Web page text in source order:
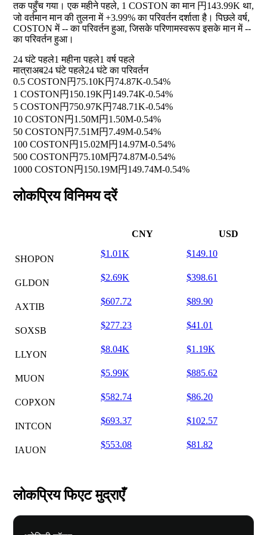
तक पहुँच गया। एक महीने पहले, 1 COSTON का मान 円143.99K था,
जो वर्तमान मान की तुलना में+3.99%का परिवर्तन दर्शाता है। पिछले वर्ष,
COSTON में--का परिवर्तन हुआ, जिसके परिणामस्वरूप इसके मान में--
का परिवर्तन हुआ।
24 घंटे पहले1 महीना पहले1 वर्ष पहले
मात्राअब24 घंटे पहले24 घंटे का परिवर्तन
0.5 COSTON円75.10K円74.87K-0.54%
1 COSTON円150.19K円149.74K-0.54%
5 COSTON円750.97K円748.71K-0.54%
10 COSTON円1.50M円1.50M-0.54%
50 COSTON円7.51M円7.49M-0.54%
100 COSTON円15.02M円14.97M-0.54%
500 COSTON円75.10M円74.87M-0.54%
1000 COSTON円150.19M円149.74M-0.54%
लोकप्रिय विनिमय दरें
CNY USD
SHOPON
$1.01K $149.10
GLDON
$2.69K $398.61
AXTIB
$607.72 $89.90
SOXSB
$277.23 $41.01
LLYON
$8.04K $1.19K
MUON
$5.99K $885.62
COPXON
$582.74 $86.20
INTCON
$693.37 $102.57
IAUON
$553.08 $81.82
लोकप्रिय फिएट मुद्राएँ